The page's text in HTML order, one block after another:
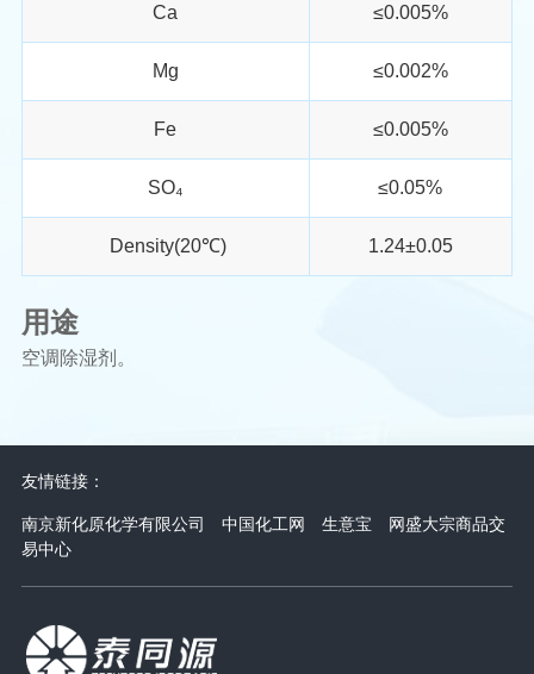
Ca ≤0.005%
Mg ≤0.002%
Fe ≤0.005%
SO₄ ≤0.05%
Density(20℃) 1.24±0.05
用途
空调除湿剂。
友情链接：
南京新化原化学有限公司 中国化工网 生意宝
网盛大宗商品交
易中心